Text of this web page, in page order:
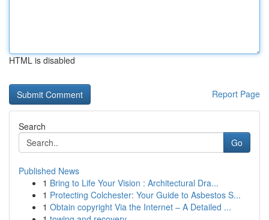
HTML is disabled
Report Page
Search
Go
Published News
1 Bring to Life Your Vision : Architectural Dra...
1 Protecting Colchester: Your Guide to Asbestos S...
1 Obtain copyright Via the Internet – A Detailed ...